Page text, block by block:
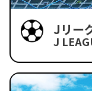
Jリー
J